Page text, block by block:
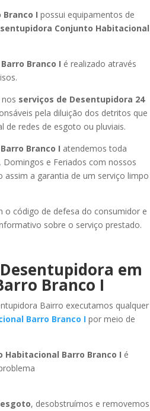
I possui equipamentos de
Conjunto Habitacional
Branco I é realizado através
serviços de Desentupidora 24
pela diluição dos detritos que
de redes de esgoto ou pluviais.
Branco I atendemos toda
Domingos e Feriados com nossos
a garantia de um serviço limpo
o código de defesa do consumidor e
sobre o serviço prestado.
em
Branco I
Bairro executamos qualquer
Barro Branco Ipor meio de
Barro Branco I é
, desobstruímos e removemos